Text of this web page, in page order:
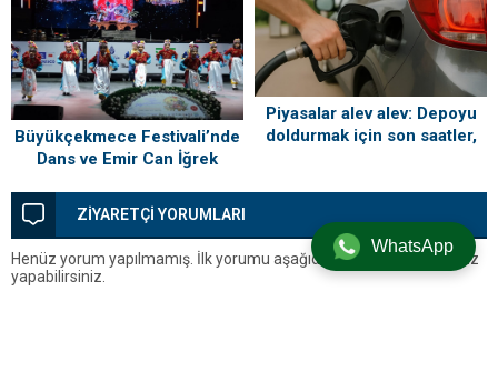
Büyükçekmece Festivali’nde
Dans ve Emir Can İğrek
Piyasalar alev alev: Depoyu
doldurmak için son saatler,
ZİYARETÇİ YORUMLARI
Henüz yorum yapılmamış. İlk yorumu aşağıdaki form aracılığıyla siz
yapabilirsiniz.
WhatsApp